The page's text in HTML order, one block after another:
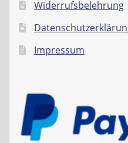
Widerrufsbelehrung
Impressum